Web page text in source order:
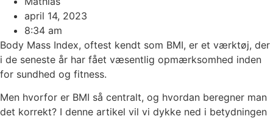
april 14, 2023
8:34 am
Body Mass Index, oftest kendt som BMI, er et værktøj, der
i de seneste år har fået væsentlig opmærksomhed inden
for sundhed og fitness.
Men hvorfor er BMI så centralt, og hvordan beregner man
det korrekt? I denne artikel vil vi dykke ned i betydningen